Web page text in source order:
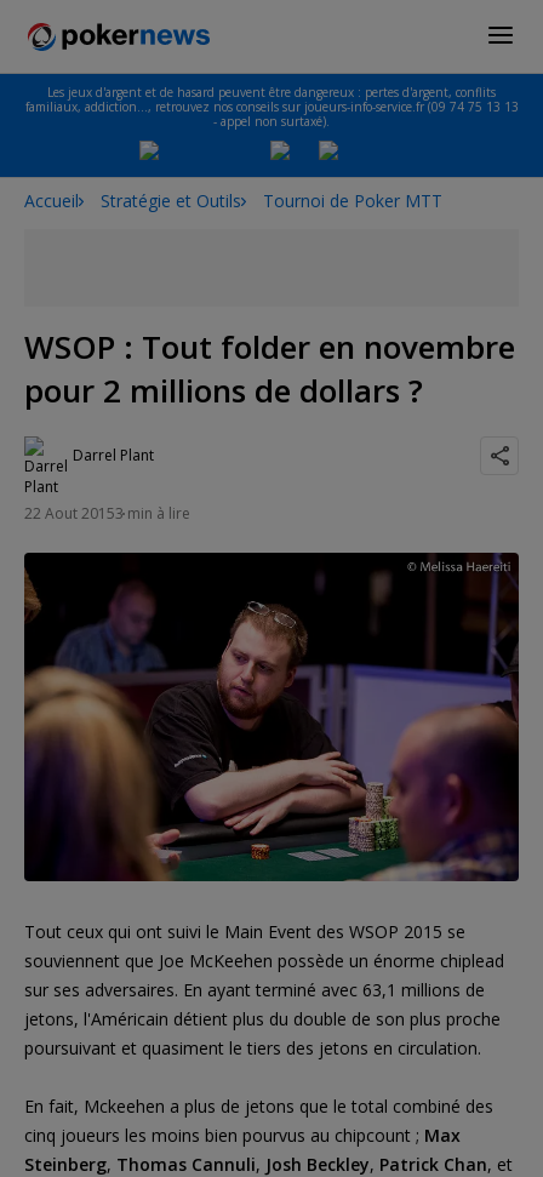
Les jeux d'argent et de hasard peuvent être dangereux : pertes d'argent, conflits
familiaux, addiction…, retrouvez nos conseils sur joueurs-info-service.fr (09 74 75 13 13
- appel non surtaxé).
Accueil Stratégie et Outils Tournoi de Poker MTT
WSOP : Tout folder en novembre
pour 2 millions de dollars ?
Darrel Plant
22 Aout 20153 min à lire
Tout ceux qui ont suivi le Main Event des WSOP 2015 se
souviennent que Joe McKeehen possède un énorme chiplead
sur ses adversaires. En ayant terminé avec 63,1 millions de
jetons, l'Américain détient plus du double de son plus proche
poursuivant et quasiment le tiers des jetons en circulation.
En fait, Mckeehen a plus de jetons que le total combiné des
cinq joueurs les moins bien pourvus au chipcount ; Max
Steinberg, Thomas Cannuli, Josh Beckley, Patrick Chan, et